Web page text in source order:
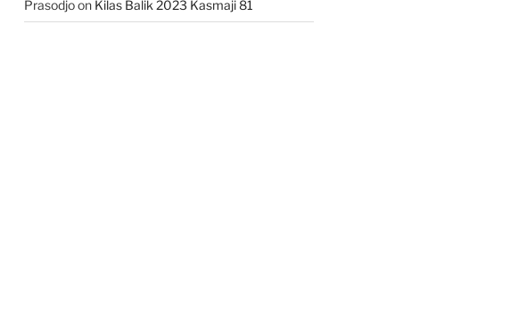
Prasodjoon Kilas Balik 2023 Kasmaji 81